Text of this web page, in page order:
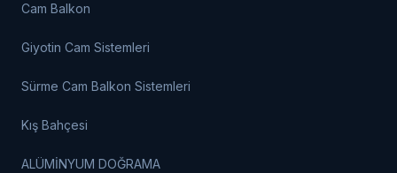
Cam Balkon
Giyotin Cam Sistemleri
Sürme Cam Balkon Sistemleri
Kış Bahçesi
ALÜMİNYUM DOĞRAMA